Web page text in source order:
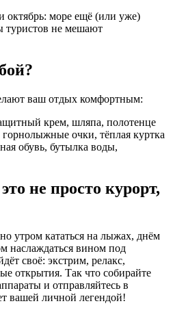
октябрь: море ещё (или уже)
туристов не мешают
ваш отдых комфортным:
крем, шляпа, полотенце
горнолыжные очки, тёплая куртка
обувь, бутылка воды,
не просто курорт,
утром кататься на лыжах, днём
наслаждаться вином под
своё: экстрим, релакс,
открытия. Так что собирайте
и отправляйтесь в
вашей личной легендой!